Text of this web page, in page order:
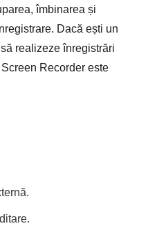
îmbinarea și
Dacă ești un
realizeze înregistrări
Recorder este